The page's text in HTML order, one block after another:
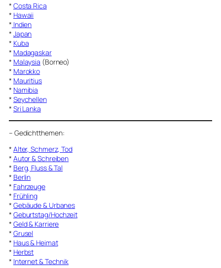
* Costa Rica
* Hawaii
* Indien
* Japan
* Kuba
* Madagaskar
* Malaysia (Borneo)
* Marokko
* Mauritius
* Namibia
* Seychellen
* Sri Lanka
– Gedichtthemen:
* Alter, Schmerz, Tod
* Autor & Schreiben
* Berg, Fluss & Tal
* Berlin
* Fahrzeuge
* Frühling
* Gebäude & Urbanes
* Geburtstag/Hochzeit
* Geld & Karriere
* Grusel
* Haus & Heimat
* Herbst
* Internet & Technik